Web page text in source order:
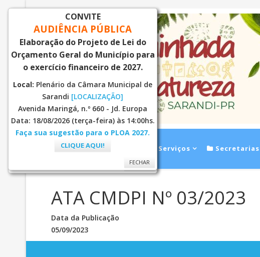
Inicial Serviços Secretarias
ATA CMDPI Nº 03/2023
Data da Publicação
05/09/2023
FECHAR
CONVITE
AUDIÊNCIA PÚBLICA
Elaboração do Projeto de Lei do
Orçamento Geral do Município para
o exercício financeiro de 2027.
Local: Plenário da Câmara Municipal de
Sarandi [LOCALIZAÇÃO]
Avenida Maringá, n.º 660 - Jd. Europa
Data: 18/08/2026 (terça-feira) às 14:00hs.
Faça sua sugestão para o PLOA 2027.
CLIQUE AQUI!
FECHAR